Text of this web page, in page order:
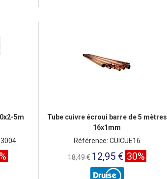
5m
Tube cuivre écroui barre de 5 mètres
16x1mm
Référence: CUICUE16
18,49 € 12,95 € 30%